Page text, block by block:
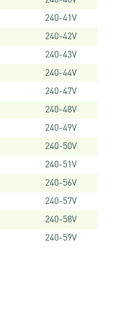
240-41V
240-42V
240-43V
240-44V
240-47V
240-48V
240-49V
240-50V
240-51V
240-56V
240-57V
240-58V
240-59V